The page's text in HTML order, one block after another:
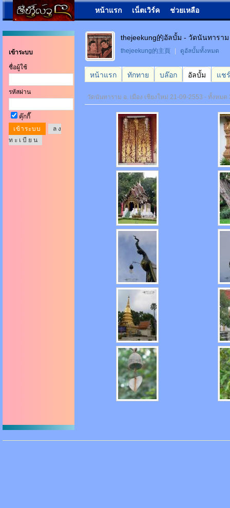
หน้าแรก เน็ตเวิร์ค ช่วยเหลือ
เข้าระบบ
ชื่อผู้ใช้
รหัสผ่าน
คุ๊กกี๊
ล ง
ท ะ เ บี ย น
thejeekung的อัลบั้ม - วัดนันทาราม
thejeekung的主頁 ดูอัลบั้มทั้งหมด
หน้าแรก ทักทาย บล๊อก อัลบั้ม แชร์
วัดนันทาราม อ. เมือง เชียงใหม่ 21-09-2553 - ทั้งหมด